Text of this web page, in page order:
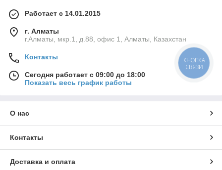
Работает с 14.01.2015
г. Алматы
г.Алматы, мкр.1, д.88, офис 1, Алматы, Казахстан
Контакты
Сегодня работает с 09:00 до 18:00
Показать весь график работы
О нас
Контакты
Доставка и оплата
КНОПКА
СВЯЗИ